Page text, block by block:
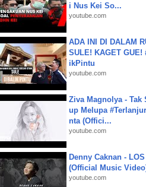
i Nus Kei So...
youtube.com
ADA INI DI DALAM
SULE! KAGET GUE!
ikPintu
youtube.com
Ziva Magnolya - Tak
up Melupa
nta (Offici...
youtube.com
Denny Caknan -
(Official Music
youtube.com